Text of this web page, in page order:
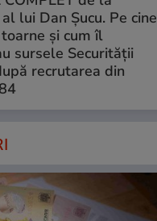
lui Dan Șucu. Pe cine
și cum îl
sursele Securității
recrutarea din